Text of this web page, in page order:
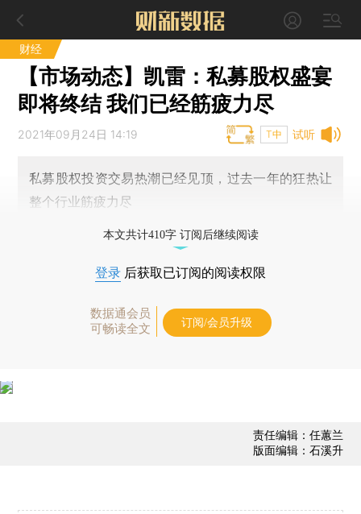
财经
【市场动态】凯雷：私募股权盛宴
即将终结 我们已经筋疲力尽
试听
2021年09月24日 14:19 T中
私募股权投资交易热潮已经见顶，过去一年的狂热让
整个行业筋疲力尽
本文共计410字 订阅后继续阅读
登录 后获取已订阅的阅读权限
数据通会员
可畅读全文
订阅/会员升级
责任编辑：任蕙兰
版面编辑：石溪升